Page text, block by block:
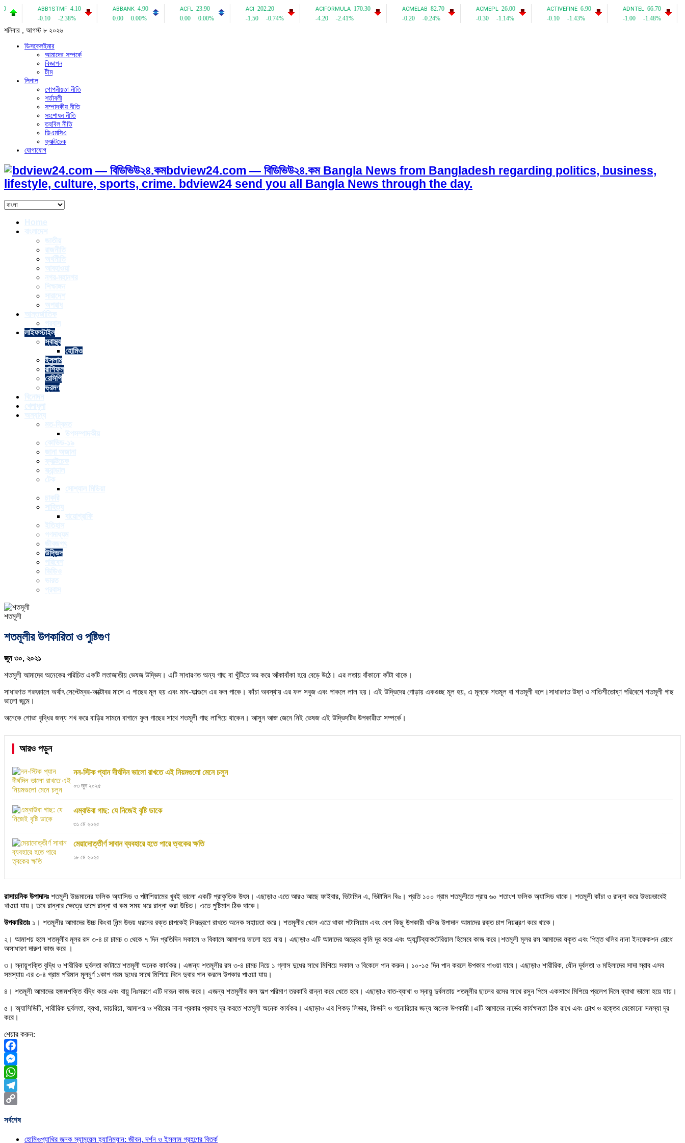
শনিবার , আগস্ট ৮ ২০২৬
ডিসক্লেইমার
আমাদের সম্পর্কে
বিজ্ঞাপন
টীম
লিগাল
গোপনীয়তা নীতি
শর্তাবলী
সম্পাদকীয় নীতি
সংশোধন নীতি
তহবিল নীতি
ডিএমসিএ
ফ্যাক্টচেক
যোগাযোগ
bdview24.com — বিডিভিউ২৪.কম Bangla News from Bangladesh regarding politics, business,
lifestyle, culture, sports, crime. bdview24 send you all Bangla News through the day.
Home
বাংলাদেশ
জাতীয়
রাজনীতি
অর্থনীতি
আবহাওয়া
নগর-মহানগর
শিক্ষাঙ্গন
সারাদেশ
অপরাধ
আন্তর্জাতিক
প্রবাস
লাইফস্টাইল
স্বাস্থ্য
হোমিও
ইসলাম
রাশিফল
রেসিপি
ভ্রমণ
বিনোদন
খেলাধুলা
অন্যান্য
মত-দ্বিমত
উপসম্পাদকীয়
কোভিড-১৯
জানা অজানা
ফ্যাক্টচেক
স্ক্যান্ডাল
টেক
সোশ্যাল মিডিয়া
চাকরি
সাহিত্য
বায়োগ্রাফি
ইতিহাস
গণমাধ্যম
জীবজগৎ
উদ্ভিদ
পরিবেশ
ভিডিও
ভারত
প্রবাস
শতমূলী
শতমূলীর উপকারিতা ও পুষ্টিগুণ
জুন ৩০, ২০২১
শতমূলী আমাদের অনেকের পরিচিত একটি লতাজাতীয় ভেষজ উদ্ভিদ। এটি সাধারণত অন্য গাছ বা খুঁটিতে ভর করে আঁকাবাঁকা হয়ে বেড়ে উঠে। এর লতায় বাঁকানো কাঁটা থাকে।
সাধারণত শরৎকালে অর্থাৎ সেপ্টেম্বর-অক্টোবর মাসে এ গাছের মূল হয় এবং মাঘ-ফাল্গুনে এর ফল পাকে। কাঁচা অবস্থায় এর ফল সবুজ এবং পাকলে লাল হয়। এই উদ্ভিদের গোড়ায় একগুচ্ছ মূল হয়, এ মূলকে শতমূল বা শতমূলী বলে।সাধারণত উষ্ণ ও নাতিশীতোষ্ণ পরিবেশে শতমূলী গাছ
ভালো জন্মে।
অনেকে শোভা বৃদ্ধির জন্য শখ করে বাড়ির সামনে বাগানে ফুল গাছের সাথে শতমূলী গাছ লাগিয়ে থাকেন। আসুন আজ জেনে নিই ভেষজ এই উদ্ভিদটির উপকারীতা সম্পর্কে।
আরও পড়ুন
নন-স্টিক প্যান দীর্ঘদিন ভালো রাখতে এই নিয়মগুলো মেনে চলুন
০৩ জুন ২০২৫
এম্বাউবা গাছ: যে নিজেই বৃষ্টি ডাকে
৩১ মে ২০২৫
মেয়াদোত্তীর্ণ সাবান ব্যবহারে হতে পারে ত্বকের ক্ষতি
১৮ মে ২০২৫
রাসায়নিক উপাদানঃ শতমূলী উচ্চমানের ফলিক অ্যাসিড ও পটাশিয়ামের খুবই ভালো একটি প্রাকৃতিক উৎস। এছাড়াও এতে আরও আছে ফাইবার, ভিটামিন এ, ভিটামিন বি৬। প্রতি ১০০ গ্রাম শতমূলীতে প্রায় ৬০ শতাংশ ফলিক অ্যাসিড থাকে। শতমূলী কাঁচা ও রান্না করে উভয়ভাবেই
খাওয়া যায়। তবে রান্নার ক্ষেত্রে ভাপে রান্না বা কম সময় ধরে রান্না করা উচিত। এতে পুষ্টিমান ঠিক থাকে।
উপকারিতাঃ ১। শতমূলীর আমাদের উচ্চ কিংবা নিন্ম উভয় ধরনের রক্ত চাপকেই নিয়ন্ত্রণে রাখতে অনেক সহায়তা করে। শতমূলীর খেলে এতে থাকা পটাসিয়াম এবং বেশ কিছু উপকারী খনিজ উপাদান আমাদের রক্ত চাপ নিয়ন্ত্রণ করে থাকে।
২। আমাশয় হলে শতমূলীর মূলর রস ৩-৪ চা চামচ ৩ থেকে ৭ দিন প্রতিদিন সকালে ও বিকালে আমাশয় ভালো হয়ে যায়। এছাড়াও এটি আমাদের অন্ত্রের কৃমি দূর করে এবং অ্যান্টিব্যাকটেরিয়াল হিসেবে কাজ করে।শতমূলী মূলর রস আমাদের যকৃত এবং পিত্ত থলির নানা ইনফেকশন রোধে
অসাধারণ দারুণ কাজ করে ।
৩। স্নায়ুশক্তি বৃদ্ধি ও শারীরিক দুর্বলতা কাটাতে শতমূলী অনেক কার্যকর। এজন্য শতমূলীর রস ৩-৪ চামচ নিয়ে ১ গ্লাস দুধের সাথে মিশিয়ে সকাল ও বিকেলে পান করুন। ১০-১৫ দিন পান করলে উপকার পাওয়া যাবে। এছাড়াও শারীরিক, যৌন দূর্বলতা ও মহিলাদের সাদা স্রাব এসব
সমস্যায় এর ৩-৪ গ্রাম পরিমান মূলচুর্ণ ১কাপ গরম দুধের সাথে মিশিয়ে দিনে দুবার পান করলে উপকার পাওয়া যায়।
৪। শতমূলী আমাদের হজমশক্তি র্বদ্ধি করে এবং বায়ু নিঃসরণে এটি দারূন কাজ করে। এজন্য শতমূলীর ফল অল্প পরিমাণ তরকারি রান্না করে খেতে হবে। এছাড়াও বাত-ব্যাথা ও স্নায়ু দুর্বলতায় শতমূলীর ছালের রসের সাথে রসুন পিসে একসাথে মিশিয়ে প্রলেপ দিলে ব্যাথা ভালো হয়ে যায়।
৫। অ্যাসিডিটি, শারীরিক দুর্বলতা, ব্যথা, ডায়রিয়া, আমাশয় ও শরীরের নানা প্রকার প্রদাহ দূর করতে শতমূলী অনেক কার্যকর। এছাড়াও এর শিকড় লিভার, কিডনি ও গনোরিয়ার জন্য অনেক উপকারী।এটি আমাদের নার্ভের কার্যক্ষমতা ঠিক রাখে এবং চোখ ও রক্তের যেকোনো সমস্যা দূর
করে।
শেয়ার করুন:
Facebook
Messenger
WhatsApp
Telegram
Link
সর্বশেষ
হোমিওপ্যাথির জনক স্যামুয়েল হ্যানিম্যান: জীবন, দর্শন ও ইসলাম গ্রহণের বিতর্ক